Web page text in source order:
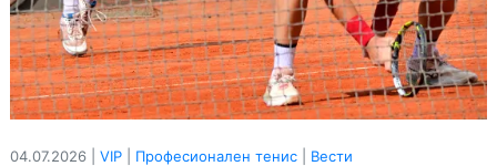
04.07.2026 | VIP Професионален тенис Вести